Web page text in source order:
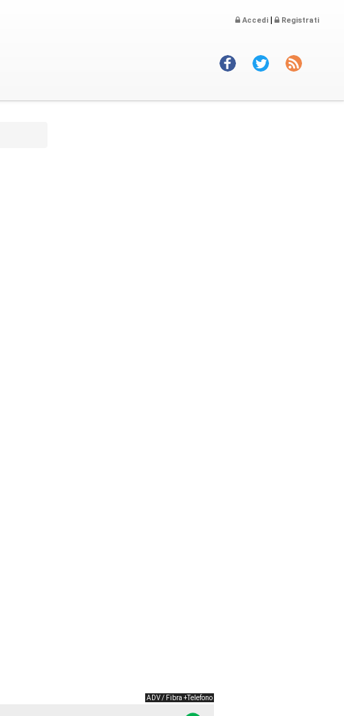
Accedi | Registrati
ADV / Fibra +Telefono